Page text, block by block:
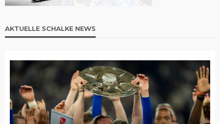
AKTUELLE SCHALKE NEWS